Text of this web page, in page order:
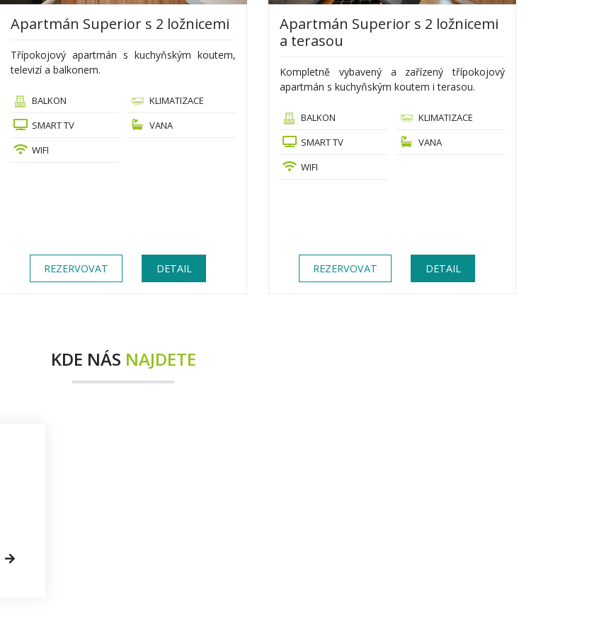
Apartmán Superior s 2 ložnicemi
Třípokojový apartmán s kuchyňským koutem,
televizí a balkonem.
BALKON
KLIMATIZACE
SMART TV
VANA
WIFI
REZERVOVAT DETAIL
Apartmán Superior s 2 ložnicemi
a terasou
Kompletně vybavený a zařízený třípokojový
apartmán s kuchyňským koutem i terasou.
BALKON
KLIMATIZACE
SMART TV
VANA
WIFI
REZERVOVAT DETAIL
KDE NÁS NAJDETE